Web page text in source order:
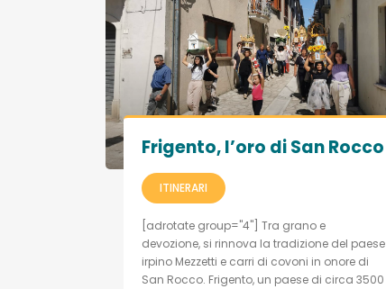
Frigento, l’oro di San Rocco
ITINERARI
[adrotate group="4"] Tra grano e
devozione, si rinnova la tradizione del paese
irpino Mezzetti e carri di covoni in onore di
San Rocco. Frigento, un paese di circa 3500